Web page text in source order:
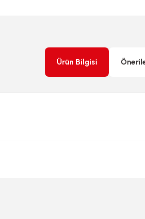
Ürün Bilgisi